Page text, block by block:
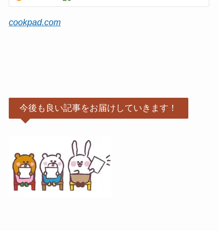
cookpad.com
今後も良い記事をお届けしていきます！